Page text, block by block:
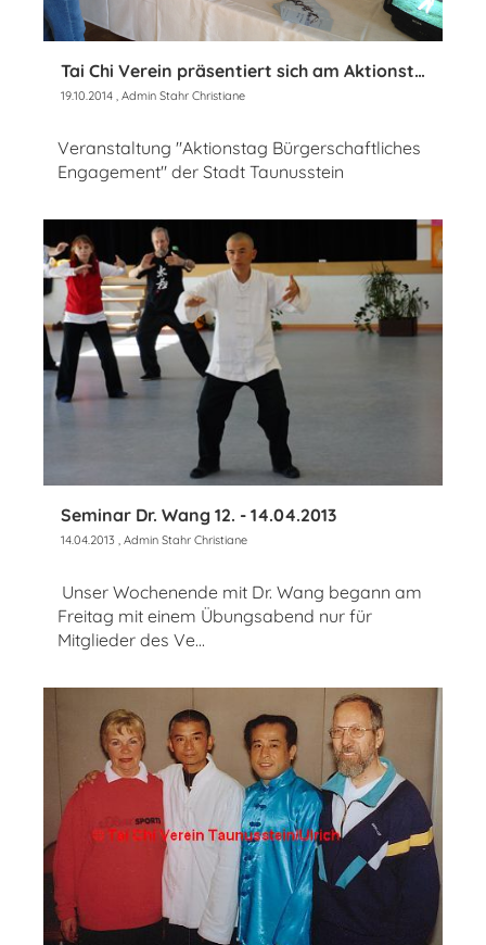
Tai Chi Verein präsentiert sich am Aktionstag in Hahn
19.10.2014 , Admin Stahr Christiane
Veranstaltung "Aktionstag Bürgerschaftliches
Engagement" der Stadt Taunusstein
Seminar Dr. Wang 12. - 14.04.2013
14.04.2013 , Admin Stahr Christiane
Unser Wochenende mit Dr. Wang begann am
Freitag mit einem Übungsabend nur für
Mitglieder des Ve...